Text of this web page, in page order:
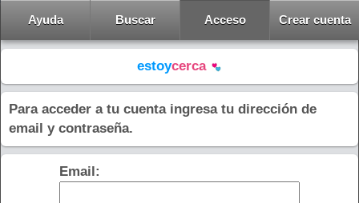
Ayuda Buscar Acceso Crear cuenta
estoycerca
Para acceder a tu cuenta ingresa tu dirección de
email y contraseña.
Email: